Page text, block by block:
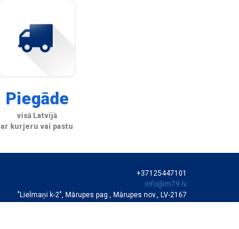
Piegāde
visā Latvijā
ar kurjeru vai pastu
+37125447101
info@m79.lv
"Lielmaņi k-2", Mārupes pag., Mārupes nov., LV-2167